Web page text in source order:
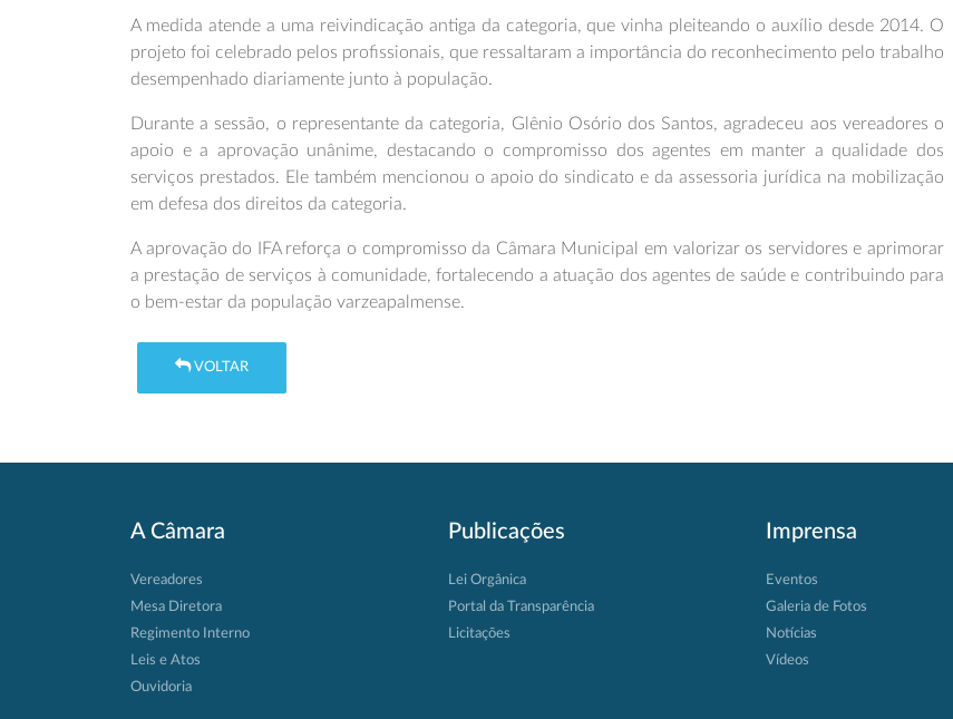
A medida atende a uma reivindicação antiga da categoria, que vinha pleiteando o auxílio desde 2014. O
projeto foi celebrado pelos profissionais, que ressaltaram a importância do reconhecimento pelo trabalho
desempenhado diariamente junto à população.
Durante a sessão, o representante da categoria, Glênio Osório dos Santos, agradeceu aos vereadores o
apoio e a aprovação unânime, destacando o compromisso dos agentes em manter a qualidade dos
serviços prestados. Ele também mencionou o apoio do sindicato e da assessoria jurídica na mobilização
em defesa dos direitos da categoria.
A aprovação do IFA reforça o compromisso da Câmara Municipal em valorizar os servidores e aprimorar
a prestação de serviços à comunidade, fortalecendo a atuação dos agentes de saúde e contribuindo para
o bem-estar da população varzeapalmense.
VOLTAR
A Câmara
Vereadores
Mesa Diretora
Regimento Interno
Leis e Atos
Ouvidoria
Publicações
Lei Orgânica
Portal da Transparência
Licitações
Imprensa
Eventos
Galeria de Fotos
Notícias
Vídeos